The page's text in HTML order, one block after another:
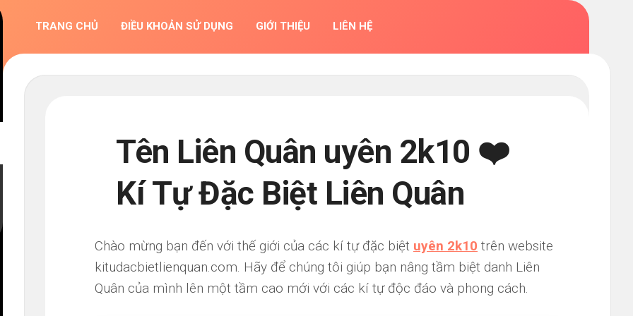
TRANG CHỦ ĐIỀU KHOẢN SỬ DỤNG GIỚI THIỆU LIÊN HỆ
Tên Liên Quân uyên 2k10 ❤️
Kí Tự Đặc Biệt Liên Quân
Chào mừng bạn đến với thế giới của các kí tự đặc biệt uyên 2k10 trên website
kitudacbietlienquan.com. Hãy để chúng tôi giúp bạn nâng tầm biệt danh Liên
Quân của mình lên một tầm cao mới với các kí tự độc đáo và phong cách.